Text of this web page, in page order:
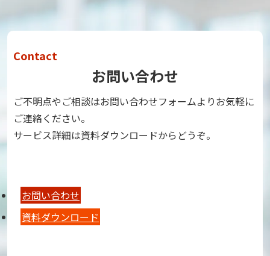
Contact
お問い合わせ
ご不明点やご相談はお問い合わせフォームよりお気軽に
ご連絡ください。
サービス詳細は資料ダウンロードからどうぞ。
お問い合わせ
資料ダウンロード